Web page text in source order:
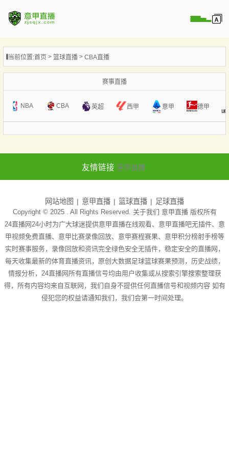
播
播
像
闻
当前位置:首页 篮球直播 CBA直播
赛事直播
NBA CBA 英超 西甲 意甲 德甲
友情链接 意甲直播
网站地图 意甲直播 篮球直播 足球直播
Copyright © 2025 . All Rights Reserved. 关于我们 意甲直播版权所有
24直播网24小时为广大球迷提供意甲直播在线观看、意甲直播吧无插件、意
甲视频免费直播、意甲比赛录像回放、意甲赛程赛果、意甲积分榜射手榜等
实时赛事服务，录像回放和资讯完全绿色安全无插件，稳定安全的直播网，
每天收集最新的体育直播资讯，原创大数据足球篮球赛果预测，历史战绩，
情报分析，24直播网所有直播信号均由用户收集或从搜索引擎搜索整理获
得，所有内容均来自互联网，我们自身不提供任何直播信号和视频内容 如有
侵犯您的权益请通知我们，我们会第一时间处理。